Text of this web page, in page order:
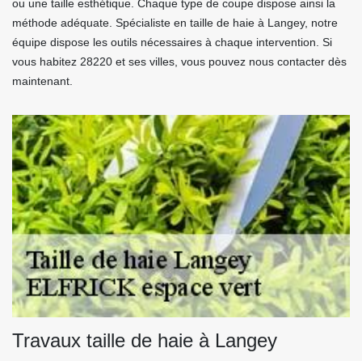
ou une taille esthétique. Chaque type de coupe dispose ainsi la
méthode adéquate. Spécialiste en taille de haie à Langey, notre
équipe dispose les outils nécessaires à chaque intervention. Si
vous habitez 28220 et ses villes, vous pouvez nous contacter dès
maintenant.
Travaux taille de haie à Langey